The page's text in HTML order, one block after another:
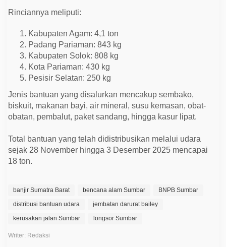
Rinciannya meliputi:
Kabupaten Agam: 4,1 ton
Padang Pariaman: 843 kg
Kabupaten Solok: 808 kg
Kota Pariaman: 430 kg
Pesisir Selatan: 250 kg
Jenis bantuan yang disalurkan mencakup sembako,
biskuit, makanan bayi, air mineral, susu kemasan, obat-
obatan, pembalut, paket sandang, hingga kasur lipat.
Total bantuan yang telah didistribusikan melalui udara
sejak 28 November hingga 3 Desember 2025 mencapai
18 ton.
banjir Sumatra Barat bencana alam Sumbar
BNPB Sumbar
distribusi bantuan udara
jembatan darurat bailey
kerusakan jalan Sumbar
longsor Sumbar
Writer: Redaksi